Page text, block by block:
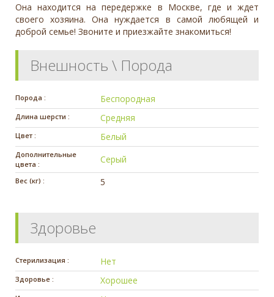
Она находится на передержке в Москве, где и ждет
своего хозяина. Она нуждается в самой любящей и
доброй семье! Звоните и приезжайте знакомиться!
Внешность \ Порода
Порода : Беспородная
Длина шерсти : Средняя
Цвет : Белый
Дополнительные
цвета :
Серый
Вес (кг) : 5
Здоровье
Стерилизация : Нет
Здоровье : Хорошее